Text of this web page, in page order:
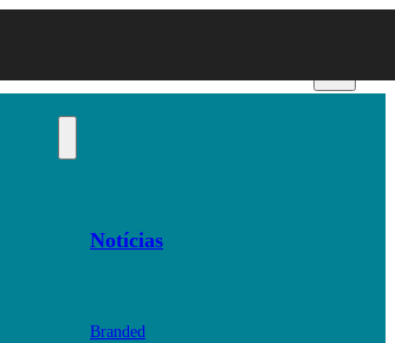
Notícias
Branded